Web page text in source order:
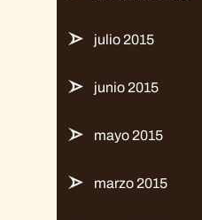
julio 2015
junio 2015
mayo 2015
marzo 2015